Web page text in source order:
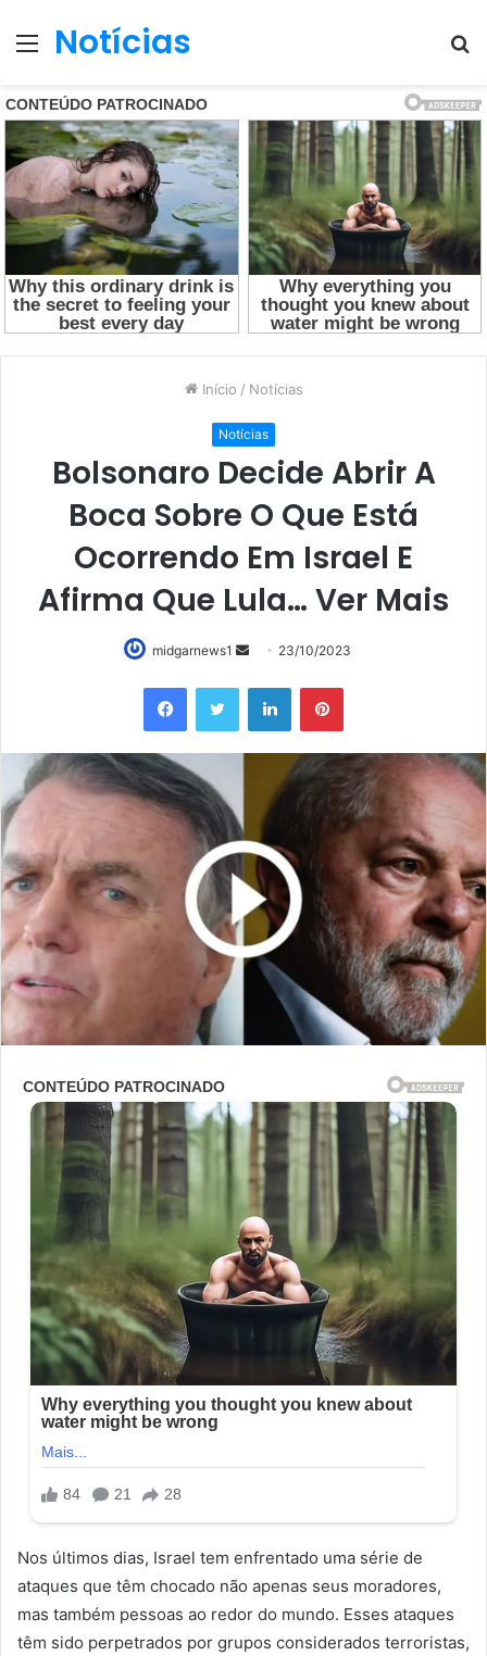
Menu
Notícias
Início / Notícias
Notícias
Bolsonaro Decide Abrir A
Boca Sobre O Que Está
Ocorrendo Em Israel E
Afirma Que Lula… Ver Mais
midgarnews1
Mande
mail
23/10/2023
FacebookTwitter LinkedinPinterest
Nos últimos dias, Israel tem enfrentado uma série de
ataques que têm chocado não apenas seus moradores,
mas também pessoas ao redor do mundo. Esses ataques
têm sido perpetrados por grupos considerados terroristas,